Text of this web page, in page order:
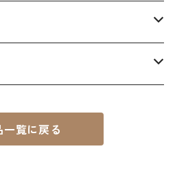
出収納)
一覧に戻る